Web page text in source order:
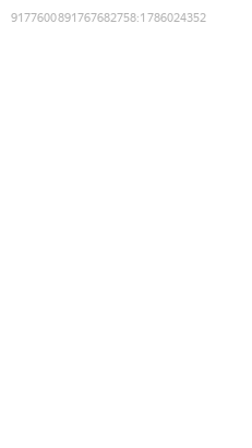
9177600891767682758:1786024352